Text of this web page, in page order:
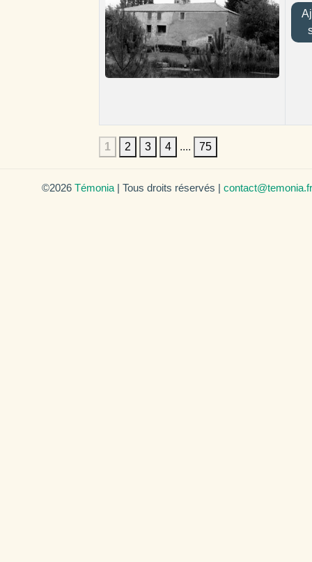
1 2 3 4 .... 75
©2026 Témonia | Tous droits réservés | contact@temonia.fr